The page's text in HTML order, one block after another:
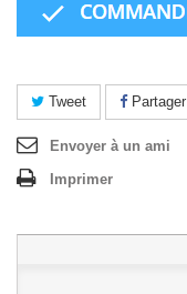
Tweet Partager
Envoyer à un ami
Imprimer